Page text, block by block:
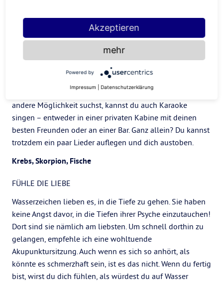
nach einer guten Cardio-Session lebensfroh fühlst als
nach einem Heulen in der Badewanne. Vielleicht gefällt es
dir auch, ein Publikum zu haben, deshalb empfehle ich dir
tanzen als perfekte Selbstfürsorge-Aktivität. Zieh dein
Glitzer-Outfit an und geh auf die Tanzfläche. Nachdem du
dir einen Weg durch deine Gefühle gebahnt hast, wirst du
dich wie eine ganz neue Person fühlen. Und wenn du eine
andere Möglichkeit suchst, kannst du auch Karaoke
singen – entweder in einer privaten Kabine mit deinen
besten Freunden oder an einer Bar. Ganz allein? Du kannst
trotzdem ein paar Lieder auflegen und dich austoben.
Krebs, Skorpion, Fische
FÜHLE DIE LIEBE
Wasserzeichen lieben es, in die Tiefe zu gehen. Sie haben
keine Angst davor, in die Tiefen ihrer Psyche einzutauchen!
Dort sind sie nämlich am liebsten. Um schnell dorthin zu
gelangen, empfehle ich eine wohltuende
Akupunktursitzung. Auch wenn es sich so anhört, als
könnte es schmerzhaft sein, ist es das nicht. Wenn du fertig
bist, wirst du dich fühlen, als würdest du auf Wasser
Akzeptieren
mehr
Powered by
Impressum Datenschutzerklärung